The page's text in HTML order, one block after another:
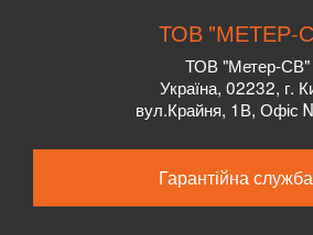
ТОВ "МЕТЕР-
ТОВ "Метер-СВ"
Україна, 02232, г.
вул.Крайня, 1В, Офіс
Гарантійна служба